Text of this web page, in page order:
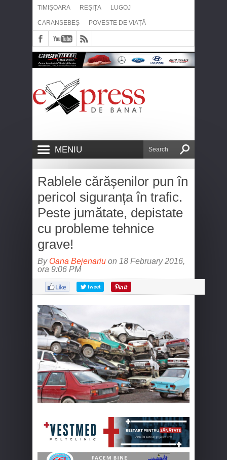
TIMIȘOARA REȘIȚA LUGOJ
CARANSEBEȘ POVESTE DE VIAȚĂ
MENIU
Rablele cărășenilor pun în
pericol siguranța în trafic.
Peste jumătate, depistate
cu probleme tehnice
grave!
By Oana Bejenariu on 18 February 2016,
ora 9:06 PM